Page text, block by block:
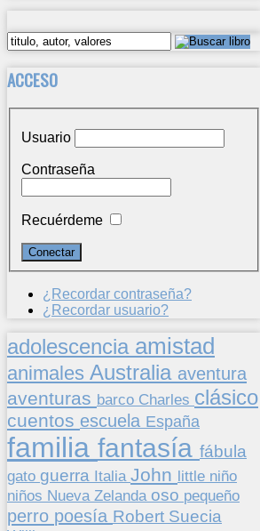
ACCESO
Usuario
Contraseña
Recuérdeme
¿Recordar contraseña?
¿Recordar usuario?
adolescencia amistad
animales Australia aventura
aventuras barco Charles clásico
cuentos escuela España
familia fantasía fábula
gato guerra Italia John little niño
niños Nueva Zelanda oso pequeño
perro poesía Robert Suecia